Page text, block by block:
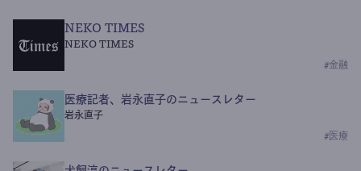
NEKO TIMES
NEKO TIMES
#金融
医療記者、岩永直子のニュースレター
岩永直子
# 医療